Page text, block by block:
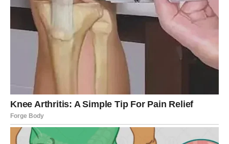
mjeseca. Nema potrebe za radikalnim promjenama ili
velikim ulaganjima da bi se smanjili troškovi energije.
Često su
mali i jednostavni koraci
ti koji donose najveće
Dodatna prednost ovoga je što ne samo da štedi novac,
nego smanjuje i opterećenje na uređajima, što može
produžiti njihov životni vijek. Na duže staze, redovno
gašenje rutera može postati navika koja pozitivno utječe
na vaš kućni budžet, a istovremeno doprinosi održivijem
korištenju energije.